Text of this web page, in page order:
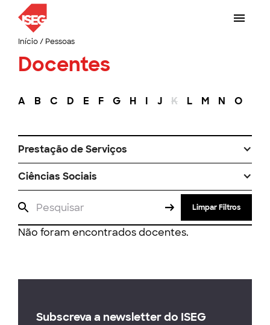
Início/ Pessoas
Docentes
A B C D E F G H I J K L M N O
Prestação de Serviços
Ciências Sociais
Limpar Filtros
Não foram encontrados docentes.
Subscreva a newsletter do ISEG